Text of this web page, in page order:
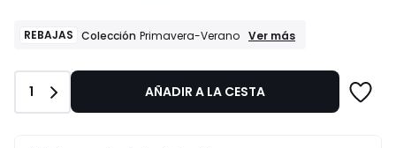
de
€
10%
descuento
REBAJAS Colección Primavera-Verano REBAJAS
Ver más
Cantidad
1 AÑADIR A LA CESTA